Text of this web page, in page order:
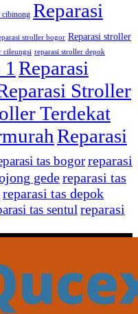
cibinong Reparasi
stroller bogor Reparasi stroller
cileungsi reparasi stroller depok
Reparasi
Stroller
Terdekat
Reparasi
tas bogorreparasi
gedereparasi tas
reparasi tas depok
tas sentul reparasi